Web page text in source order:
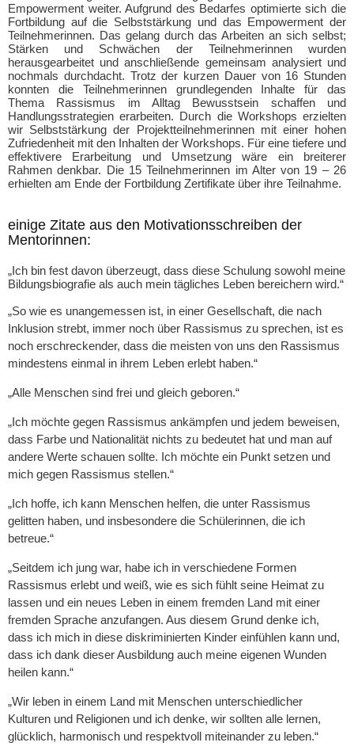
Empowerment weiter. Aufgrund des Bedarfes optimierte sich die
Fortbildung auf die Selbststärkung und das Empowerment der
Teilnehmerinnen. Das gelang durch das Arbeiten an sich selbst;
Stärken und Schwächen der Teilnehmerinnen wurden
herausgearbeitet und anschließende gemeinsam analysiert und
nochmals durchdacht. Trotz der kurzen Dauer von 16 Stunden
konnten die Teilnehmerinnen grundlegenden Inhalte für das
Thema Rassismus im Alltag Bewusstsein schaffen und
Handlungsstrategien erarbeiten. Durch die Workshops erzielten
wir Selbststärkung der Projektteilnehmerinnen mit einer hohen
Zufriedenheit mit den Inhalten der Workshops. Für eine tiefere und
effektivere Erarbeitung und Umsetzung wäre ein breiterer
Rahmen denkbar. Die 15 Teilnehmerinnen im Alter von 19 – 26
erhielten am Ende der Fortbildung Zertifikate über ihre Teilnahme.
einige Zitate aus den Motivationsschreiben der
Mentorinnen:
„Ich bin fest davon überzeugt, dass diese Schulung sowohl meine
Bildungsbiografie als auch mein tägliches Leben bereichern wird.“
„So wie es unangemessen ist, in einer Gesellschaft, die nach
Inklusion strebt, immer noch über Rassismus zu sprechen, ist es
noch erschreckender, dass die meisten von uns den Rassismus
mindestens einmal in ihrem Leben erlebt haben.“
„Alle Menschen sind frei und gleich geboren.“
„Ich möchte gegen Rassismus ankämpfen und jedem beweisen,
dass Farbe und Nationalität nichts zu bedeutet hat und man auf
andere Werte schauen sollte. Ich möchte ein Punkt setzen und
mich gegen Rassismus stellen.“
„Ich hoffe, ich kann Menschen helfen, die unter Rassismus
gelitten haben, und insbesondere die Schülerinnen, die ich
betreue.“
„Seitdem ich jung war, habe ich in verschiedene Formen
Rassismus erlebt und weiß, wie es sich fühlt seine Heimat zu
lassen und ein neues Leben in einem fremden Land mit einer
fremden Sprache anzufangen. Aus diesem Grund denke ich,
dass ich mich in diese diskriminierten Kinder einfühlen kann und,
dass ich dank dieser Ausbildung auch meine eigenen Wunden
heilen kann.“
„Wir leben in einem Land mit Menschen unterschiedlicher
Kulturen und Religionen und ich denke, wir sollten alle lernen,
glücklich, harmonisch und respektvoll miteinander zu leben.“